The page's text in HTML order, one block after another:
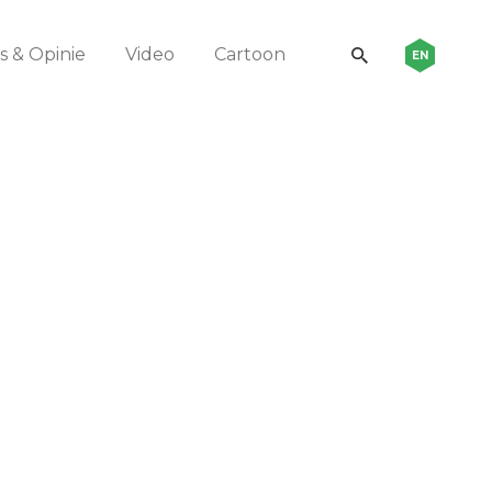
& Opinie Video Cartoon EN